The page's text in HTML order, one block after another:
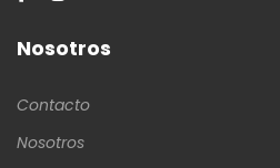
Nosotros
Contacto
Nosotros